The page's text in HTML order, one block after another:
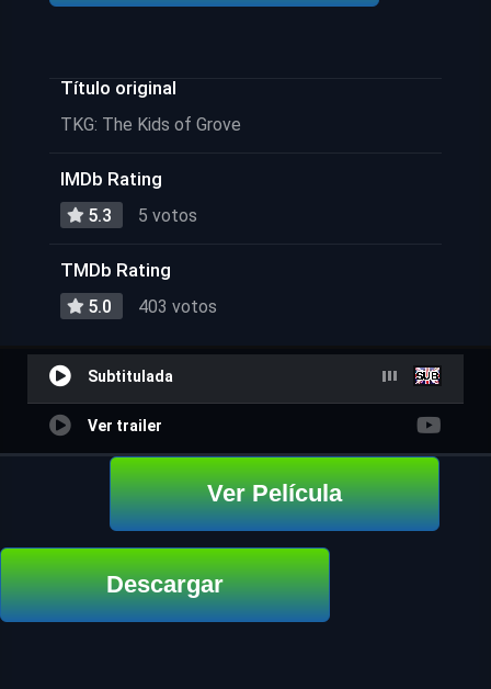
Título original
TKG: The Kids of Grove
IMDb Rating
5.3 5 votos
TMDb Rating
5.0 403 votos
Subtitulada
Ver trailer
Ver Película
Descargar